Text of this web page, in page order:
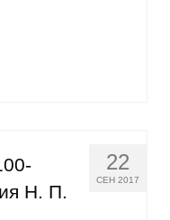
22
СЕН 2017
Н. П.